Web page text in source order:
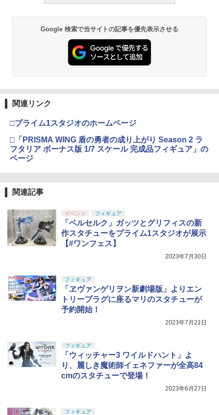
Google 検索で当サイトの記事を優先表示させる
関連リンク
□プライム1スタジオのホームページ
□「PRISMA WING 盾の勇者の成り上がり Season 2 ラ
フタリア ボーナス版 1/7 スケール 完成品フィギュア」の
ページ
関連記事
イベント フィギュア
「ベルセルク」ガッツとグリフィスの新
作スタチューをプライム1スタジオが展示
【#ワンフェス】
2023年7月30日
フィギュア
「ヱヴァンゲリヲン新劇場版」よりエン
トリープラグに座るマリのスタチューが
予約開始！
2023年7月21日
フィギュア
「ウィッチャー3 ワイルドハント」よ
り、麗しき魔術師イェネファーが全高84
cmのスタチューで登場！
2023年6月27日
フィギュア